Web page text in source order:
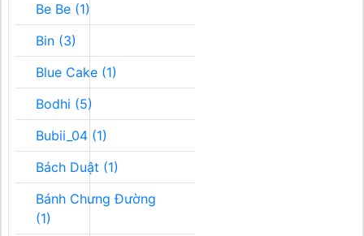
Be Be (1)
Bin (3)
Blue Cake (1)
Bodhi (5)
Bubii_04 (1)
Bách Duật (1)
Bánh Chưng Đường
(1)